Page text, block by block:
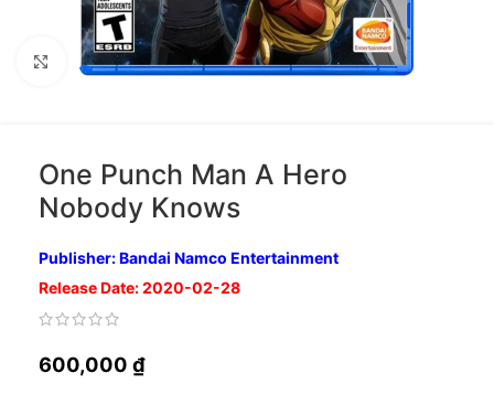
Nhấp để phóng to
One Punch Man A Hero
Nobody Knows
Publisher: Bandai Namco Entertainment
Release Date: 2020-02-28
600,000 ₫